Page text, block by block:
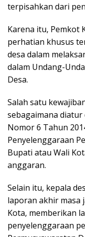
terpisahkan dari
Karena itu, Pemkot
perhatian khusus
desa dalam
dalam Undang-
Desa.
Salah satu
sebagaimana diatur
Nomor 6 Tahun
Penyelenggaraan
Bupati atau Wali
anggaran.
Selain itu, kepala
laporan akhir masa
Kota, memberikan
penyelenggaraan